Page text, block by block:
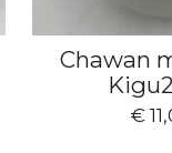
Chawan
€